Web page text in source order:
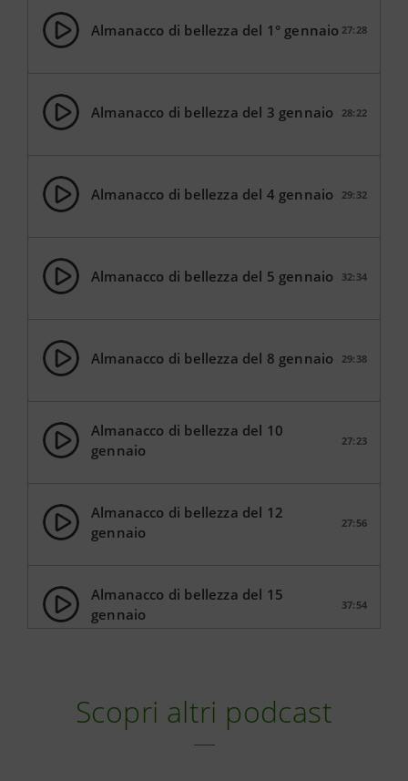
Almanacco di bellezza del 1° gennaio 27:28
Almanacco di bellezza del 3 gennaio 28:22
Almanacco di bellezza del 4 gennaio 29:32
Almanacco di bellezza del 5 gennaio 32:34
Almanacco di bellezza del 8 gennaio 29:38
Almanacco di bellezza del 10
gennaio
27:23
Almanacco di bellezza del 12
gennaio
27:56
Almanacco di bellezza del 15
gennaio
37:54
Scopri altri podcast